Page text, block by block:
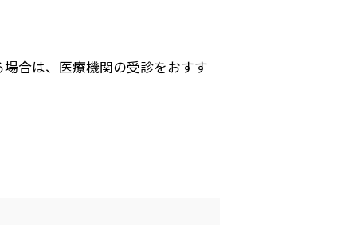
合は、医療機関の受診をおすす